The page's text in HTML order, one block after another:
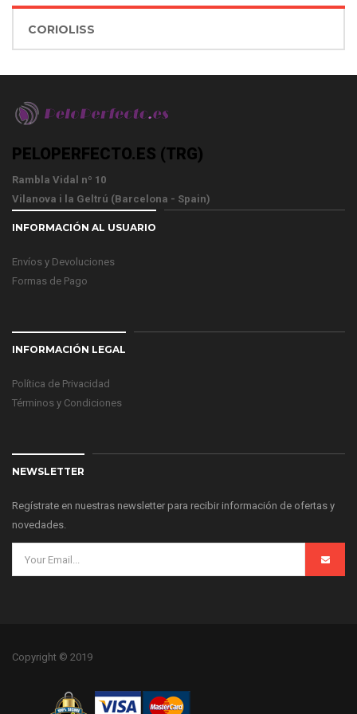
CORIOLISS
PELOPERFECTO.ES (TRG)
Rambla Vidal nº 10
Vilanova i la Geltrú (Barcelona - Spain)
INFORMACIÓN AL USUARIO
Envíos y Devoluciones
Formas de Pago
INFORMACIÓN LEGAL
Política de Privacidad
Términos y Condiciones
NEWSLETTER
Regístrate en nuestras newsletter para recibir información de ofertas y
novedades.
Copyright © 2019